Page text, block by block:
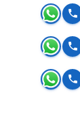
phone
phone
phone